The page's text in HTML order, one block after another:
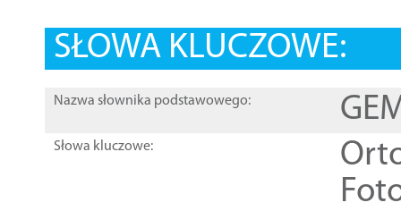
SŁOWA KLUCZOWE:
Nazwa słownika podstawowego:
Słowa kluczowe: